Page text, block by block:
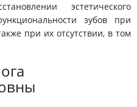
эстетического
зубов при
при их отсутствии, в том